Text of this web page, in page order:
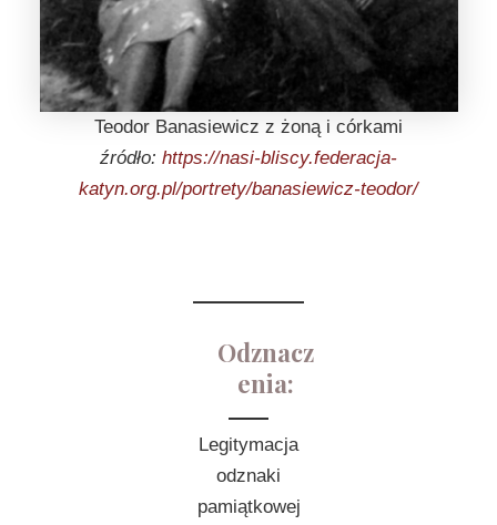
Teodor Banasiewicz z żoną i córkami
źródło: https://nasi-bliscy.federacja-
katyn.org.pl/portrety/banasiewicz-teodor/
Odznacz
enia:
Legitymacja
odznaki
pamiątkowej